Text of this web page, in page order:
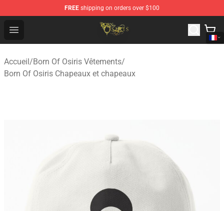
FREE shipping on orders over $100
Open menu
Born Of Osiris Store - Official Born Of Osiris
Accueil/Born Of Osiris Vêtements/
Born Of Osiris Chapeaux et chapeaux